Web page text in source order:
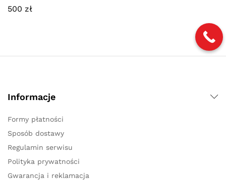
500 zł
Informacje
Formy płatności
Sposób dostawy
Regulamin serwisu
Polityka prywatności
Gwarancja i reklamacja